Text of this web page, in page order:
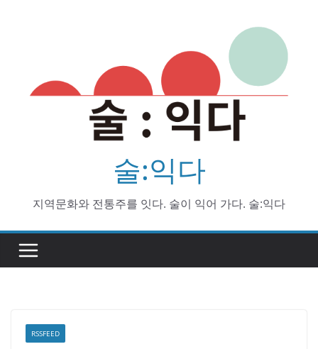
술:익다
지역문화와 전통주를 잇다. 술이 익어 가다. 술:익다
RSSFEED